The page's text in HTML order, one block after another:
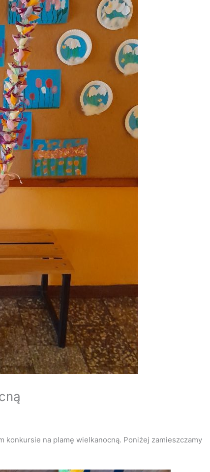
na plamę wielkanocną. Poniżej zamieszczamy